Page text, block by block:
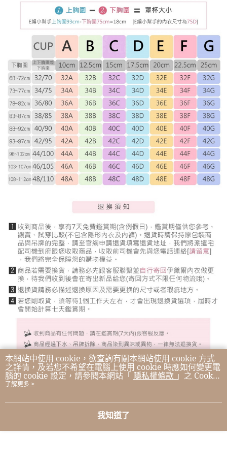
本網站中使用 cookie，欲查詢有關本網站使用 cookie 方式
之詳情，及若您不希望在電腦上使用 cookie 時應如何變更電
腦的 cookie 設定，請參閱本網站「 隱私權條款 」之 Cookie
聲明。您繼續使用本網站即表示您同意本公司得按本網站使
了解更多 >
我知道了